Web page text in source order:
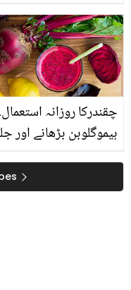
چقندرکا روزانہ
ہیموگلوبن بڑھانے اور
کی خوبیوں سے مالا
4 زبردست ریسیپیز کے